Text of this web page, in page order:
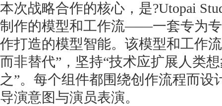
本次战略合作的核心，是?Utopai
制作的模型和工作流——一套专为
作打造的模型智能。该模型和工作
而非替代”，坚持“技术应扩展人类
之”。每个组件都围绕创作流程而设
导演意图与演员表演。